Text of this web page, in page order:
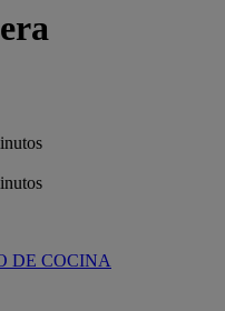
DE COCINA